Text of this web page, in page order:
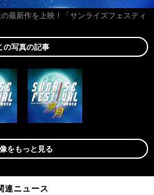
最新作を上映！「サンライズフェスティ
の写真の記事
をもっと見る
連ニュース